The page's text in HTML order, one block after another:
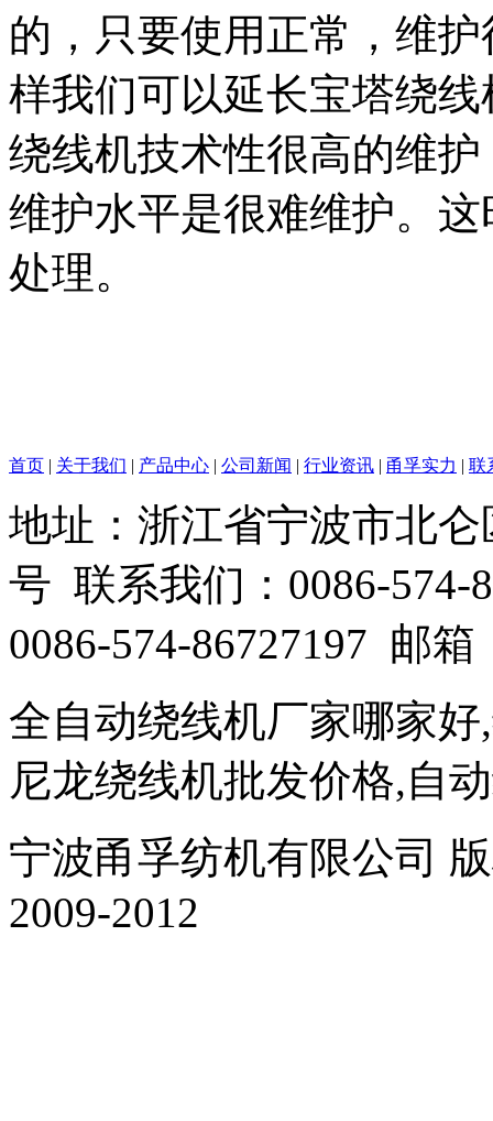
的，只要使用正常，维
样我们可以延长宝塔绕
绕线机技术性很高的维
维护水平是很难维护。
处理。
首页 | 关于我们 | 产品中心 | 公司新闻 | 行业资讯 | 甬孚实力 | 联
地址：浙江省宁波市北
号 联系我们：0086-574-
0086-574-86727197 邮箱
全自动绕线机厂家哪家
尼龙绕线机批发价格,自
宁波甬孚纺机有限公司
2009-2012